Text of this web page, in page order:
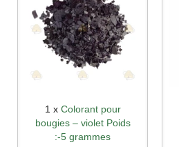
1 x Colorant pour
bougies – violet Poids
:-5 grammes